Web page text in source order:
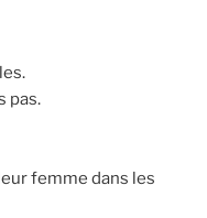
pas.
femme dans les